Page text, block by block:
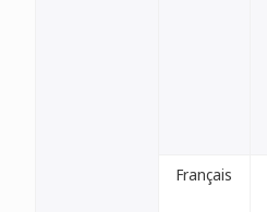
Français